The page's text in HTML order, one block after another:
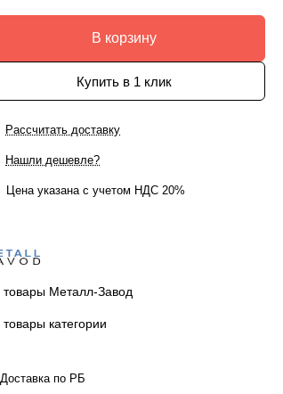
В корзину
Купить в 1 клик
Рассчитать доставку
Нашли дешевле?
Цена указана с учетом НДС 20%
товары Металл-Завод
товары категории
Доставка по РБ